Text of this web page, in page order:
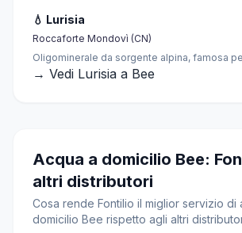
💧 Lurisia
Roccaforte Mondovì (CN)
Oligominerale da sorgente alpina, famosa
→ Vedi Lurisia a Bee
Acqua a domicilio Bee:
altri distributori
Cosa rende Fontilio il miglior servizio di
domicilio Bee rispetto agli altri